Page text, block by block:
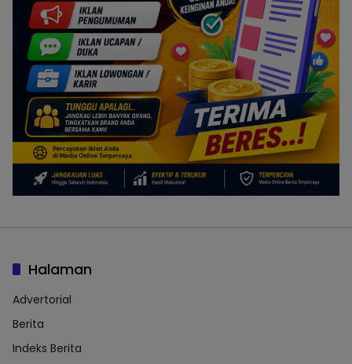
Halaman
Advertorial
Berita
Indeks Berita